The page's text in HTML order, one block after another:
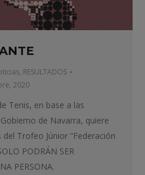
, RESULTADOS
2020
Tenis, en base a las
de Navarra, quiere
Trofeo Júnior “Federación
PODRÁN SER
PERSONA.